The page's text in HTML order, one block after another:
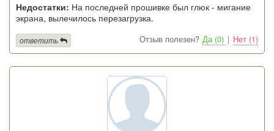
Недостатки: На последней прошивке был глюк - мигание
экрана, вылечилось перезагрузка.
Отзыв полезен? Да (0) | Нет (1)
ответить